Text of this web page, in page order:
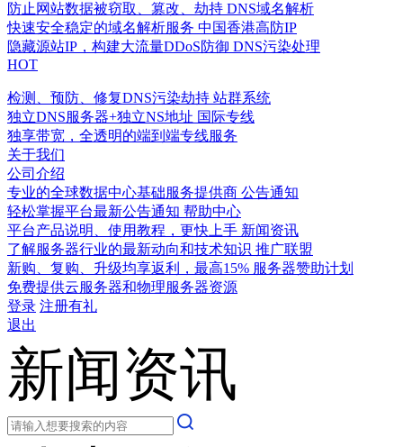
防止网站数据被窃取、篡改、劫持 DNS域名解析
快速安全稳定的域名解析服务 中国香港高防IP
隐藏源站IP，构建大流量DDoS防御 DNS污染处理
HOT
检测、预防、修复DNS污染劫持 站群系统
独立DNS服务器+独立NS地址 国际专线
独享带宽，全透明的端到端专线服务
关于我们
公司介绍
专业的全球数据中心基础服务提供商 公告通知
轻松掌握平台最新公告通知 帮助中心
平台产品说明、使用教程，更快上手 新闻资讯
了解服务器行业的最新动向和技术知识 推广联盟
新购、复购、升级均享返利，最高15% 服务器赞助计划
免费提供云服务器和物理服务器资源
登录 注册有礼
退出
新闻资讯